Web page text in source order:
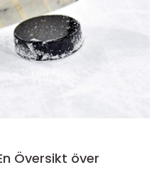
Översikt över